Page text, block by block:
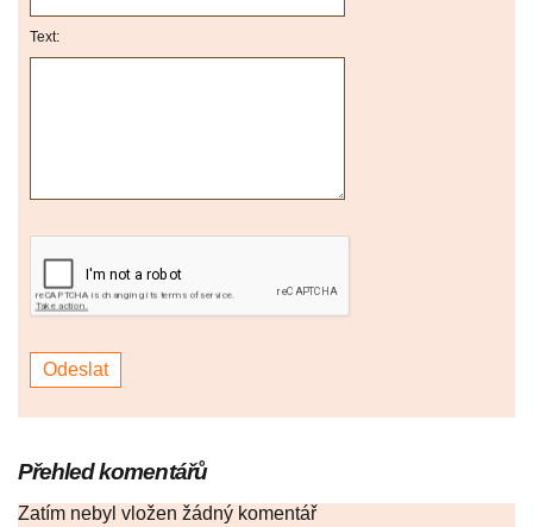
Text:
Přehled komentářů
Zatím nebyl vložen žádný komentář